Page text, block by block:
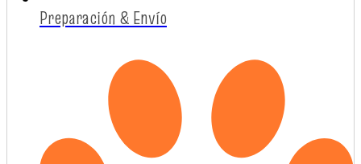
Preparación & Envío